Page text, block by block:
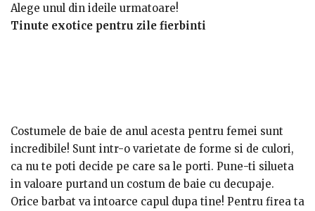
Alege unul din ideile urmatoare!
Tinute exotice pentru zile fierbinti
Costumele de baie de anul acesta pentru femei sunt
incredibile! Sunt intr-o varietate de forme si de culori,
ca nu te poti decide pe care sa le porti. Pune-ti silueta
in valoare purtand un costum de baie cu decupaje.
Orice barbat va intoarce capul dupa tine! Pentru firea ta